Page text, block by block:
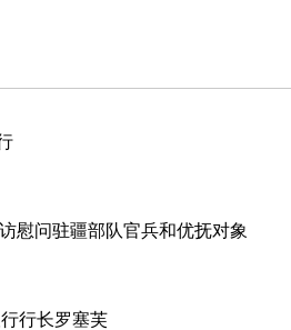
慰问驻疆部队官兵和优抚对象
行长罗塞芙